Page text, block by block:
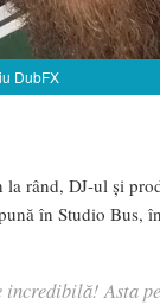
DubFX
la rând, DJ-ul și
în Studio Bus,
incredibilă! Asta